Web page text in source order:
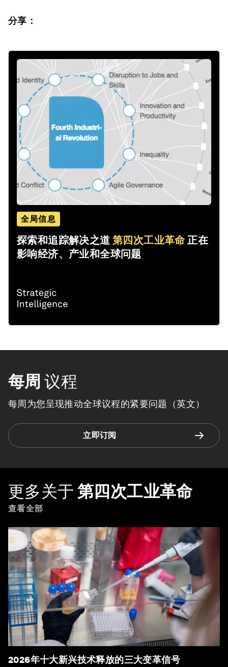
分享：
全局信息
探索和追踪解决之道第四次工业革命正在
影响经济、产业和全球问题
每周 议程
每周为您呈现推动全球议程的紧要问题（英文）
立即订阅
更多关于 第四次工业革命
查看全部
2026年十大新兴技术释放的三大变革信号